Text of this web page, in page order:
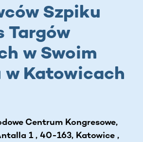
Szpiku
Targów
w Swoim
w Katowicach
Centrum Kongresowe,
1 , 40-163, Katowice ,